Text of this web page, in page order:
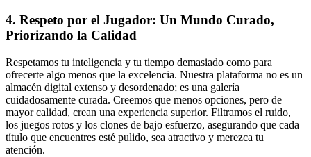
4. Respeto por el Jugador: Un Mundo Curado,
Priorizando la Calidad
Respetamos tu inteligencia y tu tiempo demasiado como para
ofrecerte algo menos que la excelencia. Nuestra plataforma no es un
almacén digital extenso y desordenado; es una galería
cuidadosamente curada. Creemos que menos opciones, pero de
mayor calidad, crean una experiencia superior. Filtramos el ruido,
los juegos rotos y los clones de bajo esfuerzo, asegurando que cada
título que encuentres esté pulido, sea atractivo y merezca tu
atención.